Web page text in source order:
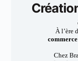
À l’ère
Chez